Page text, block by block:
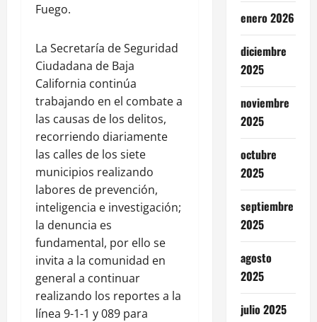
Fuego.
La Secretaría de Seguridad
Ciudadana de Baja
California continúa
trabajando en el combate a
las causas de los delitos,
recorriendo diariamente
las calles de los siete
municipios realizando
labores de prevención,
inteligencia e investigación;
la denuncia es
fundamental, por ello se
invita a la comunidad en
general a continuar
realizando los reportes a la
línea 9-1-1 y 089 para
enero 2026
diciembre
2025
noviembre
2025
octubre
2025
septiembre
2025
agosto
2025
julio 2025